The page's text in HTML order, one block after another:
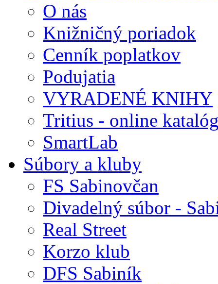
O nás
Knižničný poriadok
Cenník poplatkov
Podujatia
VYRADENÉ KNIHY
Tritius - online
SmartLab
Súbory a kluby
FS Sabinovčan
Divadelný súbor -
Real Street
Korzo klub
DFS Sabiník